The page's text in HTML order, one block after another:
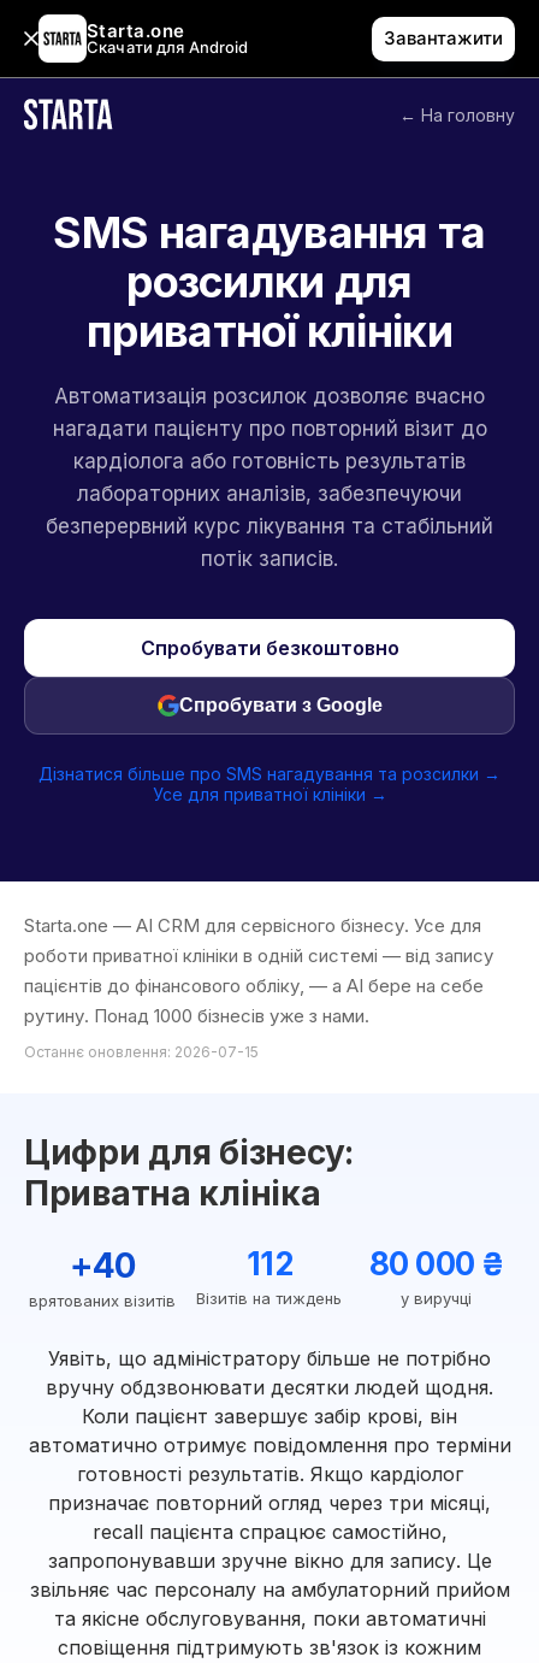
Starta.one
Скачати для Android Завантажити
← На головну
SMS нагадування та
розсилки для
приватної клініки
Автоматизація розсилок дозволяє вчасно
нагадати пацієнту про повторний візит до
кардіолога або готовність результатів
лабораторних аналізів, забезпечуючи
безперервний курс лікування та стабільний
потік записів.
Спробувати безкоштовно
Спробувати з Google
Дізнатися більше про SMS нагадування та розсилки →
Усе для приватної клініки →
Starta.one — AI CRM для сервісного бізнесу. Усе для
роботи приватної клініки в одній системі — від запису
пацієнтів до фінансового обліку, — а AI бере на себе
рутину. Понад 1000 бізнесів уже з нами.
Останнє оновлення: 2026-07-15
Цифри для бізнесу:
Приватна клініка
+40
врятованих візитів
112
Візитів на тиждень
80 000 ₴
у виручці
Уявіть, що адміністратору більше не потрібно
вручну обдзвонювати десятки людей щодня.
Коли пацієнт завершує забір крові, він
автоматично отримує повідомлення про терміни
готовності результатів. Якщо кардіолог
призначає повторний огляд через три місяці,
recall пацієнта спрацює самостійно,
запропонувавши зручне вікно для запису. Це
звільняє час персоналу на амбулаторний прийом
та якісне обслуговування, поки автоматичні
сповіщення підтримують зв'язок із кожним